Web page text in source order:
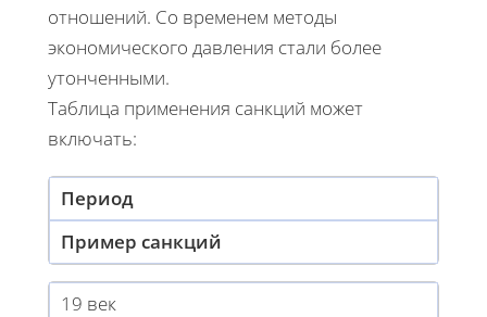
отношений. Со временем методы
экономического давления стали более
утонченными.
Таблица применения санкций может
включать:
Период
Пример санкций
19 век